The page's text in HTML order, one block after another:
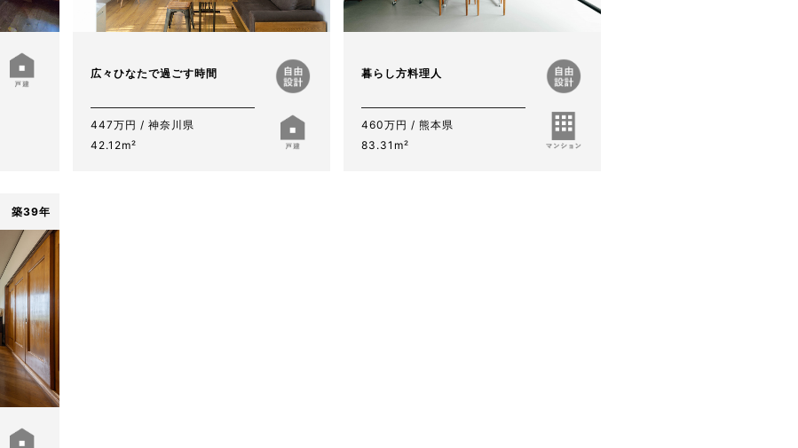
広々ひなたで過ごす時間
447万円 / 神奈川県
42.12m²
暮らし方料理人
460万円 / 熊本県
83.31m²
築39年